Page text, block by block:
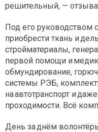
решительный, —
Под его руководством
приобрести ткань и
стройматериалы,
первой помощи и
обмундирование,
системы РЭБ,
на автотранспорт и
проходимости. Всё
День за днём